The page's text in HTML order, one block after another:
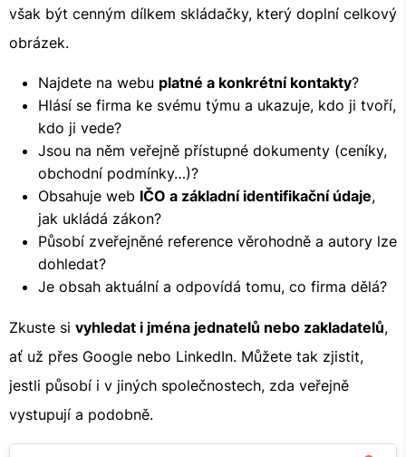
však být cenným dílkem skládačky, který doplní celkový
obrázek.
Najdete na webu platné a konkrétní kontakty?
Hlásí se firma ke svému týmu a ukazuje, kdo ji tvoří,
kdo ji vede?
Jsou na něm veřejně přístupné dokumenty (ceníky,
obchodní podmínky…)?
Obsahuje web IČO a základní identifikační údaje,
jak ukládá zákon?
Působí zveřejněné reference věrohodně a autory lze
dohledat?
Je obsah aktuální a odpovídá tomu, co firma dělá?
Zkuste si vyhledat i jména jednatelů nebo zakladatelů,
ať už přes Google nebo LinkedIn. Můžete tak zjistit,
jestli působí i v jiných společnostech, zda veřejně
vystupují a podobně.